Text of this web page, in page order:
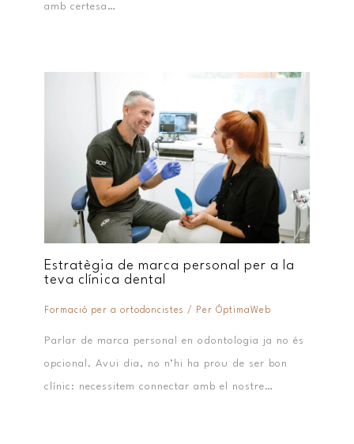
amb certesa…
Estratègia de marca personal per a la
teva clínica dental
Formaciò per a ortodoncistes / Per ÓptimaWeb
Parlar de marca personal en odontologia ja no és
opcional. Avui dia, no n’hi ha prou de ser bon
clínic: necessitem connectar amb el nostre…